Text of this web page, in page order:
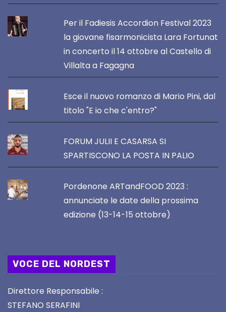
Per il Fadiesis Accordion Festival 2023
la giovane fisarmonicista Lara Fortunat
in concerto il 14 ottobre al Castello di
Villalta a Fagagna
Esce il nuovo romanzo di Mario Pini, dal
titolo "E io che c'entro?"
FORUM JULII E CASARSA SI
SPARTISCONO LA POSTA IN PALIO
Pordenone ARTandFOOD 2023 :
annunciate le date della prossima
edizione (13-14-15 ottobre)
VOCE DEL NORDEST
Direttore Responsabile :
STEFANO SERAFINI